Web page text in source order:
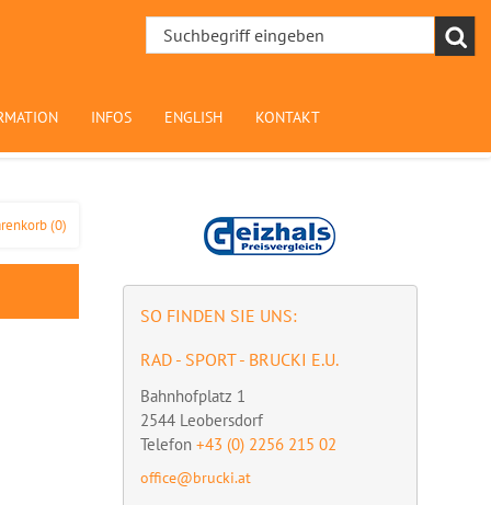
INFOS ENGLISH KONTAKT
(0)
SO FINDEN SIE UNS:
RAD - SPORT - BRUCKI E.U.
Bahnhofplatz 1
2544 Leobersdorf
Telefon +43 (0) 2256 215 02
office@brucki.at